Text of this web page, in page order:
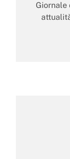
Giornale